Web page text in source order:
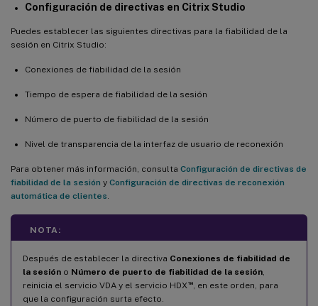
Configuración de directivas en Citrix Studio
Puedes establecer las siguientes directivas para la fiabilidad de la
sesión en Citrix Studio:
Conexiones de fiabilidad de la sesión
Tiempo de espera de fiabilidad de la sesión
Número de puerto de fiabilidad de la sesión
Nivel de transparencia de la interfaz de usuario de reconexión
Para obtener más información, consulta Configuración de directivas de
fiabilidad de la sesión y Configuración de directivas de reconexión
automática de clientes
NOTA:
Después de establecer la directiva Conexiones de fiabilidad de
la sesión o Número de puerto de fiabilidad de la sesión
reinicia el servicio VDA y el servicio HDX ™, en este orden, para
que la configuración surta efecto.